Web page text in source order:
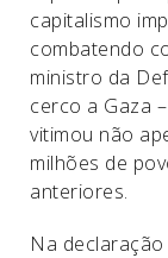
capitalismo
combatendo
ministro da
cerco a Gaza
vitimou não
milhões de
anteriores.
Na